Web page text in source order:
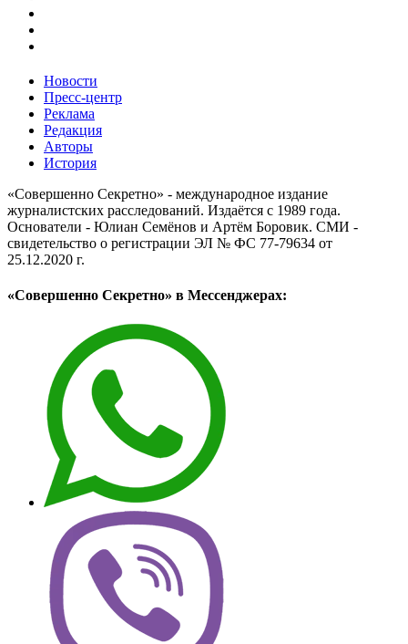
Новости
Пресс-центр
Реклама
Редакция
Авторы
История
«Совершенно Секретно» - международное издание
журналистских расследований. Издаётся с 1989 года.
Основатели - Юлиан Семёнов и Артём Боровик. CМИ -
свидетельство о регистрации ЭЛ № ФС 77-79634 от
25.12.2020 г.
«Совершенно Секретно» в Мессенджерах: